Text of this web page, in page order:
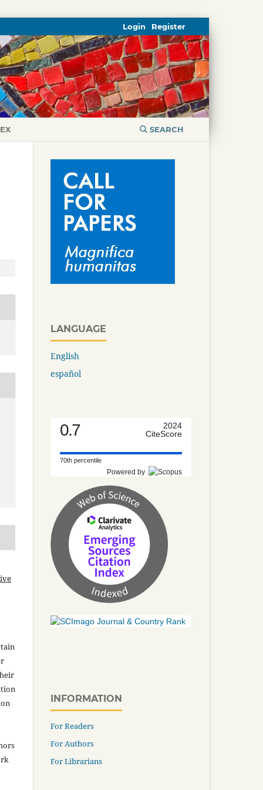
SEARCH
Register
Login
LANGUAGE
English
español
0.7
2024
CiteScore
70th percentile
Powered by
INFORMATION
For Readers
For Authors
For Librarians